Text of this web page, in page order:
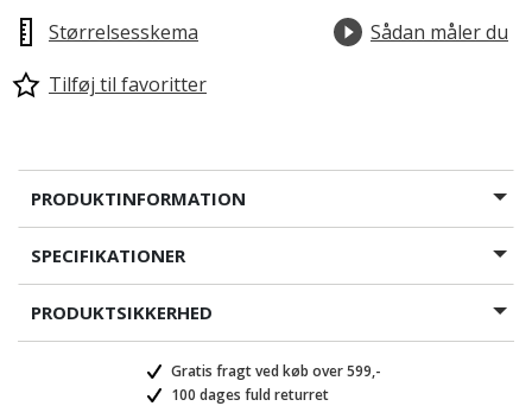
Størrelsesskema
Sådan måler du
Tilføj til favoritter
PRODUKTINFORMATION
SPECIFIKATIONER
PRODUKTSIKKERHED
Gratis fragt ved køb over 599,-
100 dages fuld returret